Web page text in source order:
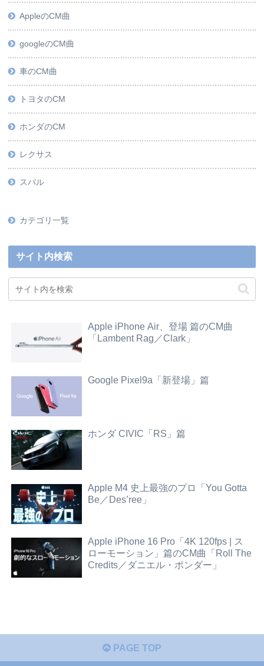
AppleのCM曲
googleのCM曲
車のCM曲
トヨタのCM
ホンダのCM
レクサス
スバル
カテゴリ一覧
サイト内検索
Apple iPhone Air、登場 篇のCM曲
「Lambent Rag／Clark」
Google Pixel9a「新登場」篇
ホンダ CIVIC「RS」篇
Apple M4 史上最強のプロ「You Gotta
Be／Des’ree」
Apple iPhone 16 Pro「4K 120fps | ス
ローモーション」篇のCM曲「Roll The
Credits／ダニエル・ポンダー」
PAGE TOP